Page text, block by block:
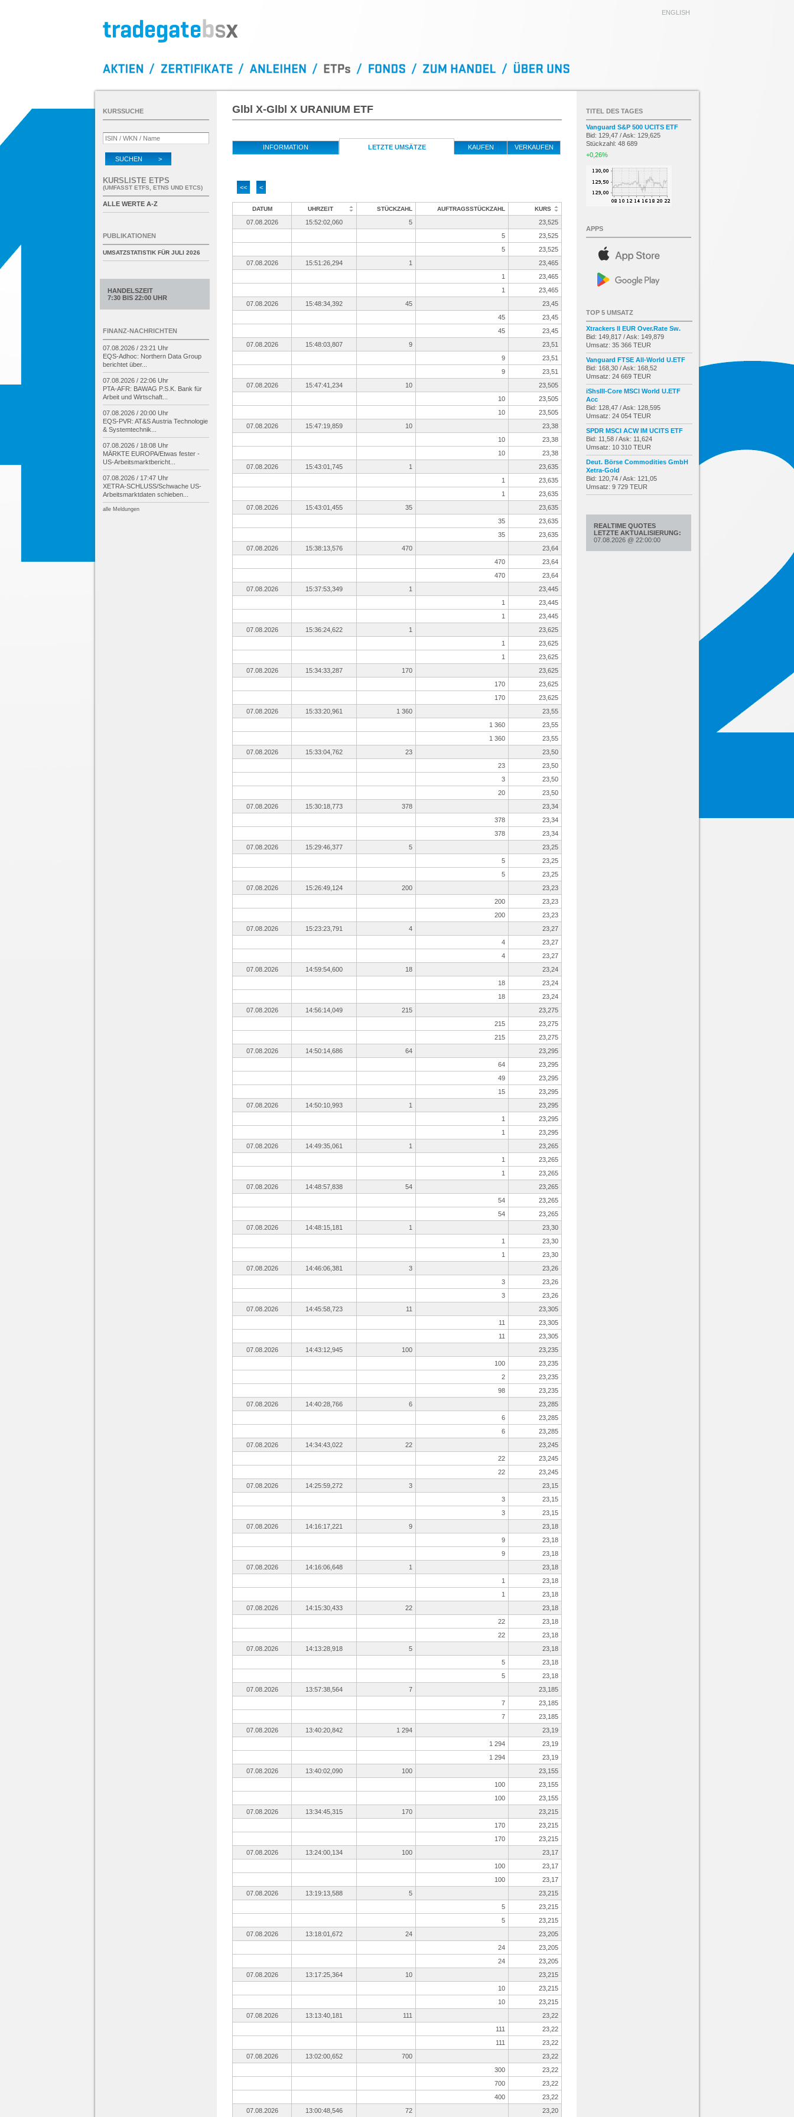
ENGLISH
Glbl X-Glbl X URANIUM ETF
INFORMATION LETZTE UMSÄTZE KAUFEN VERKAUFEN
<< <
DATUM UHRZEIT STÜCKZAHL AUFTRAGSSTÜCKZAHL KURS
07.08.2026 15:52:02,060 5
23,525
5
23,525
5
23,525
07.08.2026
15:51:26,294 1
23,465
1
23,465
1
23,465
07.08.2026
15:48:34,392 45
23,45
45
23,45
45
23,45
07.08.2026
15:48:03,807 9
23,51
9
23,51
9
23,51
07.08.2026
15:47:41,234 10
23,505
10
23,505
10
23,505
07.08.2026
15:47:19,859 10
23,38
10
23,38
10
23,38
07.08.2026
15:43:01,745 1
23,635
1
23,635
1
23,635
07.08.2026
15:43:01,455 35
23,635
35
23,635
35
23,635
07.08.2026
15:38:13,576 470
23,64
470
23,64
470
23,64
07.08.2026
15:37:53,349 1
23,445
1
23,445
1
23,445
07.08.2026
15:36:24,622 1
23,625
1
23,625
1
23,625
07.08.2026
15:34:33,287 170
23,625
170
23,625
170
23,625
07.08.2026
15:33:20,961 1 360
23,55
1 360
23,55
1 360
23,55
07.08.2026
15:33:04,762 23
23,50
23
23,50
3
23,50
20
23,50
07.08.2026
15:30:18,773 378
23,34
378
23,34
378
23,34
07.08.2026
15:29:46,377 5
23,25
5
23,25
5
23,25
07.08.2026
15:26:49,124 200
23,23
200
23,23
200
23,23
07.08.2026
15:23:23,791 4
23,27
4
23,27
4
23,27
07.08.2026
14:59:54,600 18
23,24
18
23,24
18
23,24
07.08.2026
14:56:14,049 215
23,275
215
23,275
215
23,275
07.08.2026
14:50:14,686 64
23,295
64
23,295
49
23,295
15
23,295
07.08.2026
14:50:10,993 1
23,295
1
23,295
1
23,295
07.08.2026
14:49:35,061 1
23,265
1
23,265
1
23,265
07.08.2026
14:48:57,838 54
23,265
54
23,265
54
23,265
07.08.2026
14:48:15,181 1
23,30
1
23,30
1
23,30
07.08.2026
14:46:06,381 3
23,26
3
23,26
3
23,26
07.08.2026
14:45:58,723 11
23,305
11
23,305
11
23,305
07.08.2026
14:43:12,945 100
23,235
100
23,235
2
23,235
98
23,235
07.08.2026
14:40:28,766 6
23,285
6
23,285
6
23,285
07.08.2026
14:34:43,022 22
23,245
22
23,245
22
23,245
07.08.2026
14:25:59,272 3
23,15
3
23,15
3
23,15
07.08.2026
14:16:17,221 9
23,18
9
23,18
9
23,18
07.08.2026
14:16:06,648 1
23,18
1
23,18
1
23,18
07.08.2026
14:15:30,433 22
23,18
22
23,18
22
23,18
07.08.2026
14:13:28,918 5
23,18
5
23,18
5
23,18
07.08.2026
13:57:38,564 7
23,185
7
23,185
7
23,185
07.08.2026
13:40:20,842 1 294
23,19
1 294
23,19
1 294
23,19
07.08.2026
13:40:02,090 100
23,155
100
23,155
100
23,155
07.08.2026
13:34:45,315 170
23,215
170
23,215
170
23,215
07.08.2026
13:24:00,134 100
23,17
100
23,17
100
23,17
07.08.2026
13:19:13,588 5
23,215
5
23,215
5
23,215
07.08.2026
13:18:01,672 24
23,205
24
23,205
24
23,205
07.08.2026
13:17:25,364 10
23,215
10
23,215
10
23,215
07.08.2026
13:13:40,181 111
23,22
111
23,22
111
23,22
07.08.2026
13:02:00,652 700
23,22
300
23,22
700
23,22
400
23,22
07.08.2026
13:00:48,546 72 23,20
KURSSUCHE
SUCHEN >
KURSLISTE ETPS
(UMFASST ETFS, ETNS UND ETCS)
ALLE WERTE A-Z
PUBLIKATIONEN
UMSATZSTATISTIK FÜR JULI 2026
HANDELSZEIT
7:30 BIS 22:00 UHR
FINANZ-NACHRICHTEN
07.08.2026 / 23:21 Uhr
EQS-Adhoc: Northern Data Group
berichtet über...
07.08.2026 / 22:06 Uhr
PTA-AFR: BAWAG P.S.K. Bank für
Arbeit und Wirtschaft...
07.08.2026 / 20:00 Uhr
EQS-PVR: AT&S Austria Technologie
& Systemtechnik...
07.08.2026 / 18:08 Uhr
MÄRKTE EUROPA/Etwas fester -
US-Arbeitsmarktbericht...
07.08.2026 / 17:47 Uhr
XETRA-SCHLUSS/Schwache US-
Arbeitsmarktdaten schieben...
alle Meldungen
TITEL DES TAGES
Vanguard S&P 500 UCITS ETF
Bid: 129,47 / Ask: 129,625
Stückzahl: 48 689
+0,26%
APPS
TOP 5 UMSATZ
Xtrackers II EUR Over.Rate Sw.
Bid: 149,817 / Ask: 149,879
Umsatz: 35 366 TEUR
Vanguard FTSE All-World U.ETF
Bid: 168,30 / Ask: 168,52
Umsatz: 24 669 TEUR
iShsIII-Core MSCI World U.ETF
Acc
Bid: 128,47 / Ask: 128,595
Umsatz: 24 054 TEUR
SPDR MSCI ACW IM UCITS ETF
Bid: 11,58 / Ask: 11,624
Umsatz: 10 310 TEUR
Deut. Börse Commodities GmbH
Xetra-Gold
Bid: 120,74 / Ask: 121,05
Umsatz: 9 729 TEUR
REALTIME QUOTES
LETZTE AKTUALISIERUNG:
07.08.2026 @ 22:00:00